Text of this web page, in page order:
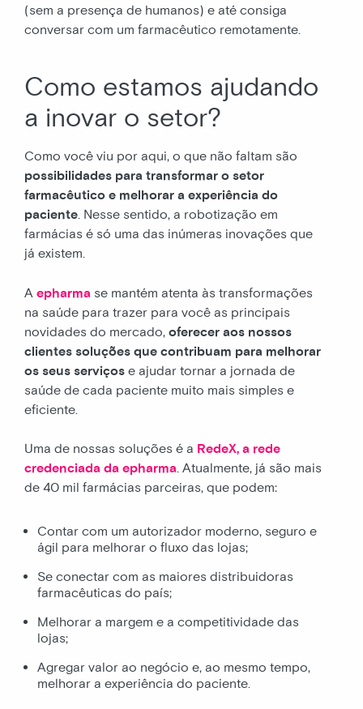
(sem a presença de humanos) e até consiga
conversar com um farmacêutico remotamente.
Como estamos ajudando
a inovar o setor?
Como você viu por aqui, o que não faltam são
possibilidades para transformar o setor
farmacêutico e melhorar a experiência do
paciente. Nesse sentido, a robotização em
farmácias é só uma das inúmeras inovações que
já existem.
A epharma se mantém atenta às transformações
na saúde para trazer para você as principais
novidades do mercado, oferecer aos nossos
clientes soluções que contribuam para melhorar
os seus serviços e ajudar tornar a jornada de
saúde de cada paciente muito mais simples e
eficiente.
Uma de nossas soluções é a RedeX, a rede
credenciada da epharma. Atualmente, já são mais
de 40 mil farmácias parceiras, que podem:
Contar com um autorizador moderno, seguro e
ágil para melhorar o fluxo das lojas;
Se conectar com as maiores distribuidoras
farmacêuticas do país;
Melhorar a margem e a competitividade das
lojas;
Agregar valor ao negócio e, ao mesmo tempo,
melhorar a experiência do paciente.